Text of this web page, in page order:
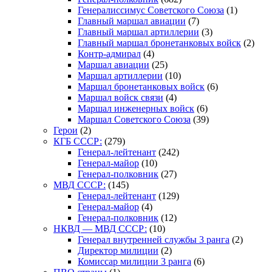
Генералиссимус Советского Союза (1)
Главный маршал авиации (7)
Главный маршал артиллерии (3)
Главный маршал бронетанковых войск (2)
Контр-адмирал (4)
Маршал авиации (25)
Маршал артиллерии (10)
Маршал бронетанковых войск (6)
Маршал войск связи (4)
Маршал инженерных войск (6)
Маршал Советского Союза (39)
Герои (2)
КГБ СССР: (279)
Генерал-лейтенант (242)
Генерал-майор (10)
Генерал-полковник (27)
МВД СССР: (145)
Генерал-лейтенант (129)
Генерал-майор (4)
Генерал-полковник (12)
НКВД — МВД СССР: (10)
Генерал внутренней службы 3 ранга (2)
Директор милиции (2)
Комиссар милиции 3 ранга (6)